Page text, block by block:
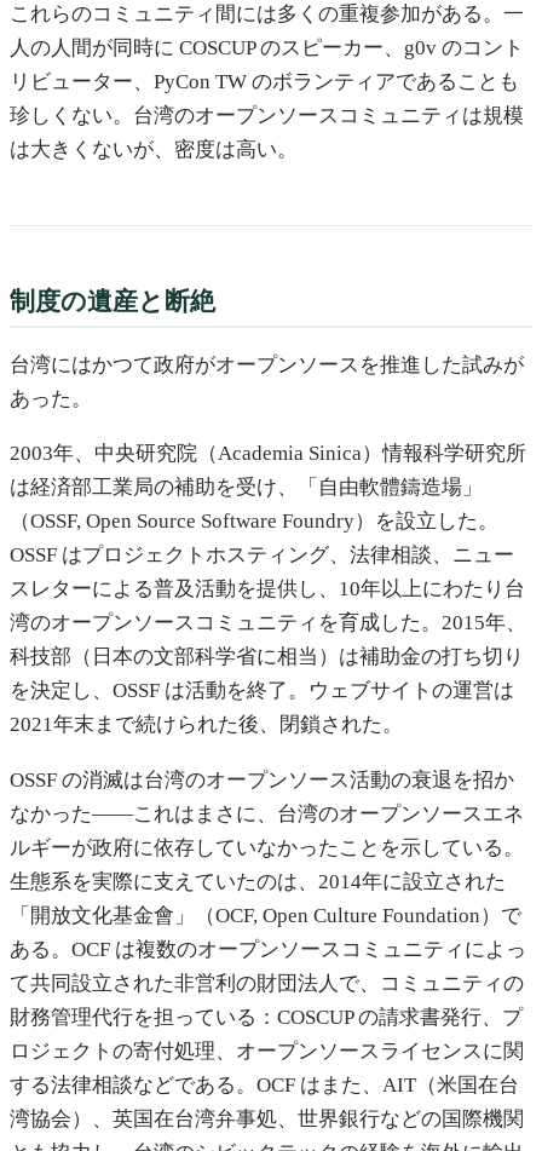
これらのコミュニティ間には多くの重複参加がある。一
人の人間が同時に COSCUP のスピーカー、g0v のコント
リビューター、PyCon TW のボランティアであることも
珍しくない。台湾のオープンソースコミュニティは規模
は大きくないが、密度は高い。
制度の遺産と断絶
台湾にはかつて政府がオープンソースを推進した試みが
あった。
2003年、中央研究院（Academia Sinica）情報科学研究所
は経済部工業局の補助を受け、「自由軟體鑄造場」
（OSSF, Open Source Software Foundry）を設立した。
OSSF はプロジェクトホスティング、法律相談、ニュー
スレターによる普及活動を提供し、10年以上にわたり台
湾のオープンソースコミュニティを育成した。2015年、
科技部（日本の文部科学省に相当）は補助金の打ち切り
を決定し、OSSF は活動を終了。ウェブサイトの運営は
2021年末まで続けられた後、閉鎖された。
OSSF の消滅は台湾のオープンソース活動の衰退を招か
なかった——これはまさに、台湾のオープンソースエネ
ルギーが政府に依存していなかったことを示している。
生態系を実際に支えていたのは、2014年に設立された
「開放文化基金會」（OCF, Open Culture Foundation）で
ある。OCF は複数のオープンソースコミュニティによっ
て共同設立された非営利の財団法人で、コミュニティの
財務管理代行を担っている：COSCUP の請求書発行、プ
ロジェクトの寄付処理、オープンソースライセンスに関
する法律相談などである。OCF はまた、AIT（米国在台
湾協会）、英国在台湾弁事処、世界銀行などの国際機関